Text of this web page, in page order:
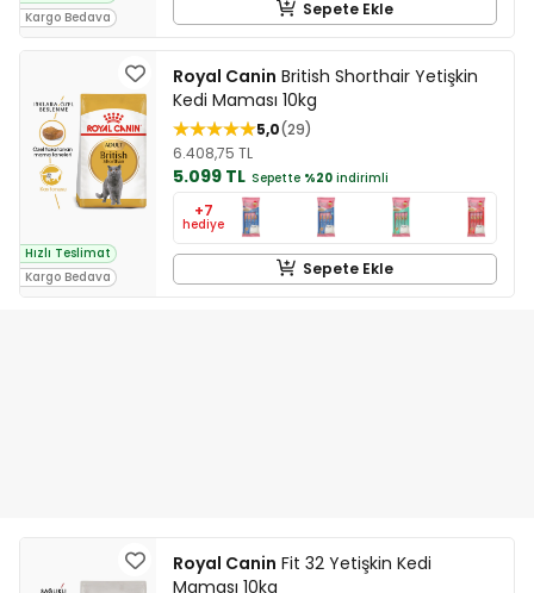
Kargo Bedava
Sepete Ekle
Hızlı Teslimat
Kargo Bedava
Royal Canin British Shorthair Yetişkin
Kedi Maması 10kg
5,0 29
6.408,75 TL
5.099 TL Sepette %20 indirimli
+7
hediye
Sepete Ekle
Royal Canin Fit 32 Yetişkin Kedi
Maması 10kg